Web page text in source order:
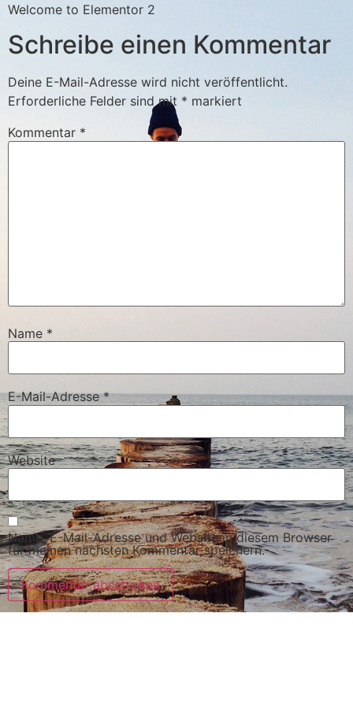
Welcome to Elementor 2
Schreibe einen Kommentar
Deine E-Mail-Adresse wird nicht veröffentlicht.
Erforderliche Felder sind mit * markiert
Kommentar *
Name *
E-Mail-Adresse*
Website
Name, E-Mail-Adresse und Website in diesem Browser
für meinen nächsten Kommentar speichern.